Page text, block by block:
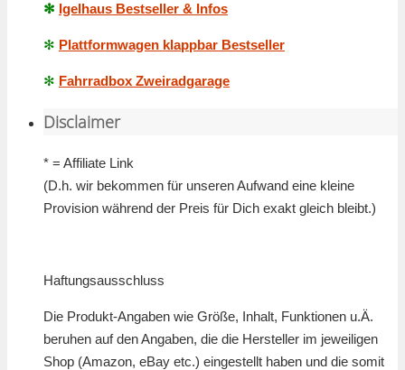
✻ Igelhaus Bestseller & Infos
✻ Plattformwagen klappbar Bestseller
✻ Fahrradbox Zweiradgarage
Disclaimer
* = Affiliate Link
(D.h. wir bekommen für unseren Aufwand eine kleine
Provision während der Preis für Dich exakt gleich bleibt.)
Haftungsausschluss
Die Produkt-Angaben wie Größe, Inhalt, Funktionen u.Ä.
beruhen auf den Angaben, die die Hersteller im jeweiligen
Shop (Amazon, eBay etc.) eingestellt haben und die somit